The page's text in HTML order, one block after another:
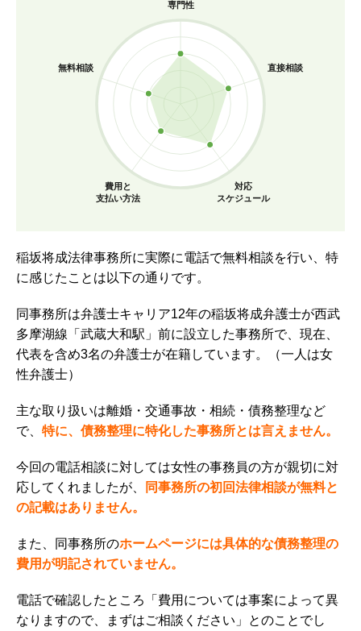
専門性
直接相談
対応
スケジュール
費用と
支払い方法
無料相談
稲坂将成法律事務所に実際に電話で無料相談を行い、特
に感じたことは以下の通りです。
同事務所は弁護士キャリア12年の稲坂将成弁護士が西武
多摩湖線「武蔵大和駅」前に設立した事務所で、現在、
代表を含め3名の弁護士が在籍しています。（一人は女
性弁護士）
主な取り扱いは離婚・交通事故・相続・債務整理など
で、 特に、債務整理に特化した事務所とは言えません。
今回の電話相談に対しては女性の事務員の方が親切に対
応してくれましたが、
同事務所の初回法律相談が無料と
の記載はありません。
また、同事務所のホームページには具体的な債務整理の
費用が明記されていません。
電話で確認したところ「費用については事案によって異
なりますので、まずはご相談ください」とのことでし